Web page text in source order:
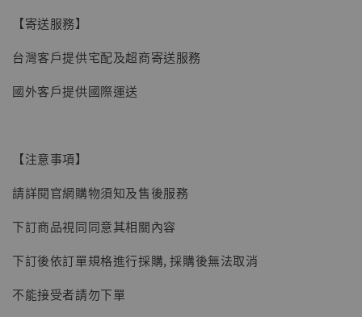
子彈飛 鵝城縣長 張麻子 [BK01]
NT$ 5,300
【寄送服務】
台灣客戶提供宅配及超商寄送服務
國外客戶提供國際運送
【注意事項】
請詳閱官網購物須知及售後服務
下訂商品視同同意其相關內容
下訂後依訂單規格進行採購, 採購後無法取消
不能接受者請勿下單